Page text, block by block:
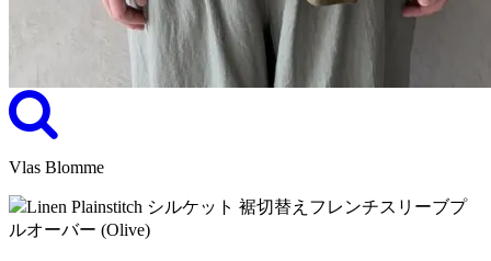
Vlas Blomme
Linen Plainstitch シルケット 裾切替えフレンチスリーブプ
ルオーバー (Olive)